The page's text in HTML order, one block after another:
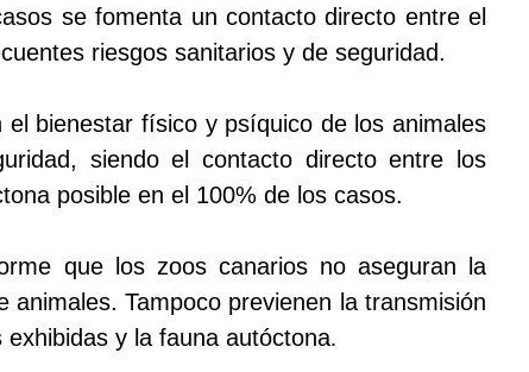
se fomenta un contacto directo entre el
riesgos sanitarios y de seguridad.
bienestar físico y psíquico de los animales
siendo el contacto directo entre los
posible en el 100% de los casos.
que los zoos canarios no aseguran la
Tampoco previenen la transmisión
y la fauna autóctona.